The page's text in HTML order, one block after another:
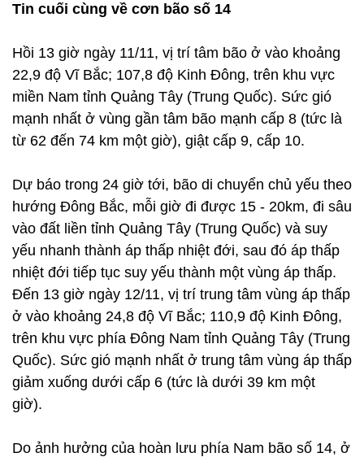
Tin cuối cùng về cơn bão số 14
Hồi 13 giờ ngày 11/11, vị trí tâm bão ở vào khoảng
22,9 độ Vĩ Bắc; 107,8 độ Kinh Đông, trên khu vực
miền Nam tỉnh Quảng Tây (Trung Quốc). Sức gió
mạnh nhất ở vùng gần tâm bão mạnh cấp 8 (tức là
từ 62 đến 74 km một giờ), giật cấp 9, cấp 10.
Dự báo trong 24 giờ tới, bão di chuyển chủ yếu theo
hướng Đông Bắc, mỗi giờ đi được 15 - 20km, đi sâu
vào đất liền tỉnh Quảng Tây (Trung Quốc) và suy
yếu nhanh thành áp thấp nhiệt đới, sau đó áp thấp
nhiệt đới tiếp tục suy yếu thành một vùng áp thấp.
Đến 13 giờ ngày 12/11, vị trí trung tâm vùng áp thấp
ở vào khoảng 24,8 độ Vĩ Bắc; 110,9 độ Kinh Đông,
trên khu vực phía Đông Nam tỉnh Quảng Tây (Trung
Quốc). Sức gió mạnh nhất ở trung tâm vùng áp thấp
giảm xuống dưới cấp 6 (tức là dưới 39 km một
giờ).
Do ảnh hưởng của hoàn lưu phía Nam bão số 14, ở